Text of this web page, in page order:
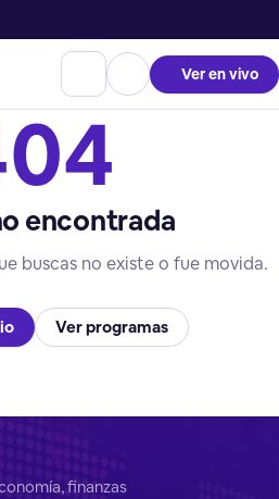
Ver en vivo
encontrada
buscas no existe o fue movida.
Ver programas
finanzas